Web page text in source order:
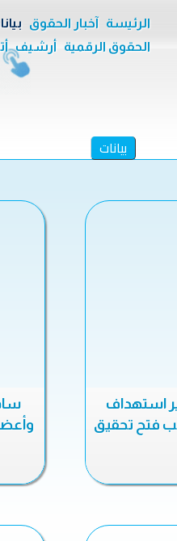
الرئيسة آخبار الحقوق
الحقوق الرقمية
أرشيف
بيانات
استهداف
فتح تحقيق